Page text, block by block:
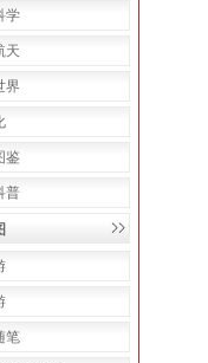
学
天
界
鉴
普
笔